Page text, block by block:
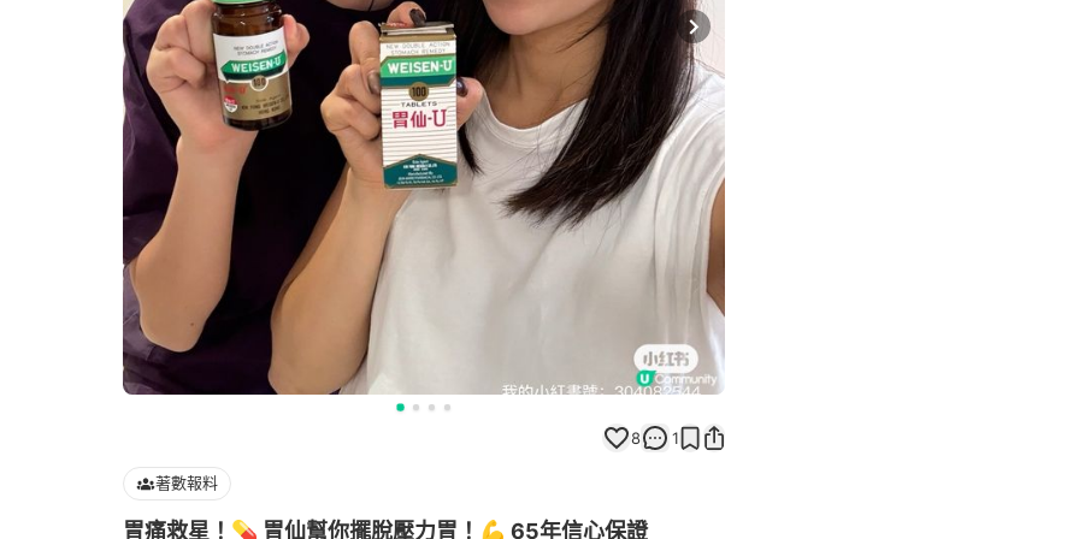
Next slide
8 1
著數報料
胃痛救星！💊 胃仙幫你擺脫壓力胃！💪 65年信心保證